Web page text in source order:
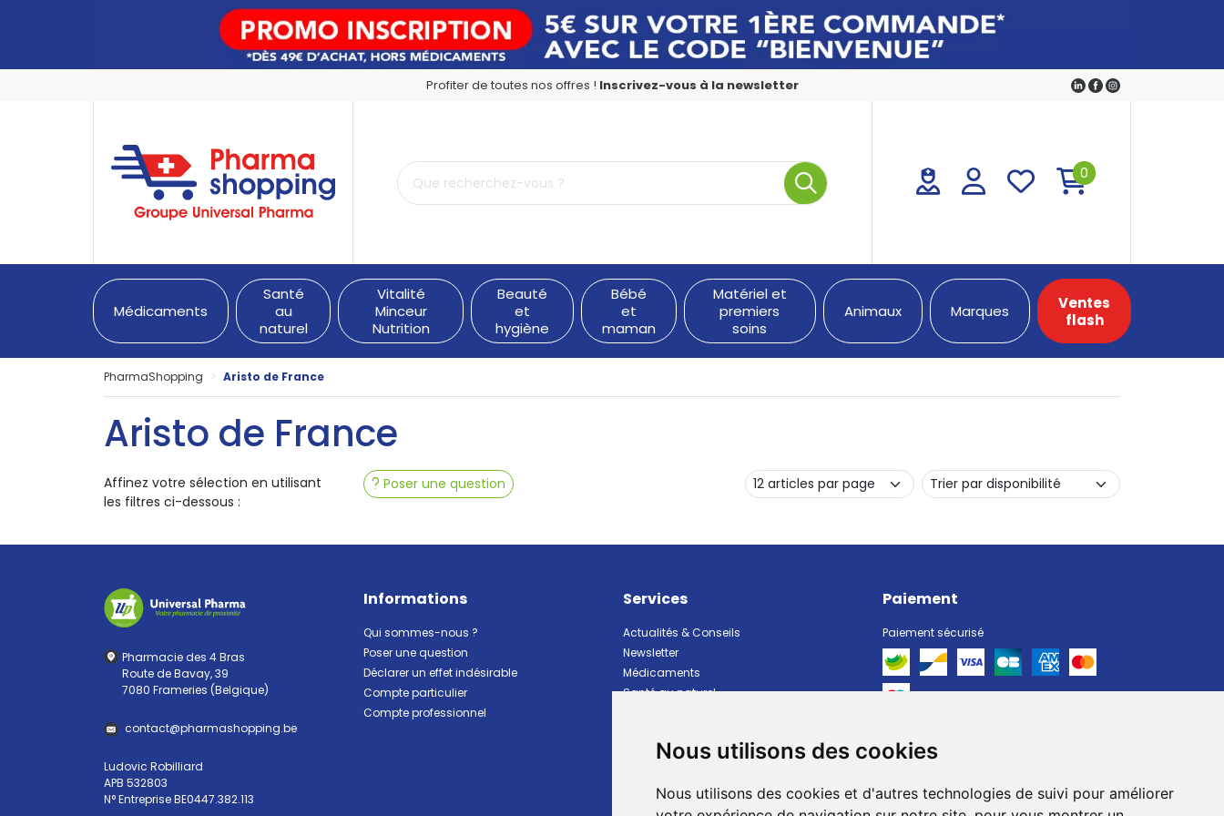
Nous utilisons des cookies
Nous utilisons des cookies et d'autres technologies de suivi pour améliorer
Profiter de toutes nos offres ! Inscrivez-vous à la newsletter
PharmaShopping Votre pharmacie en ligne à votre service
0
Médicaments
Santé
au
naturel
Vitalité
Minceur
Nutrition
Beauté
et
hygiène
Bébé
et
maman
Matériel et
premiers
soins
Animaux Marques
Ventes
flash
PharmaShopping Aristo de France
Aristo de France
Poser une question
Affinez votre sélection en utilisant
les filtres ci-dessous :
Pharmacie des 4 Bras
Route de Bavay, 39
7080 Frameries (Belgique)
contact@pharmashopping.be
Ludovic Robilliard
APB 532803
N° Entreprise BE0447.382.113
Informations
Qui sommes-nous ?
Poser une question
Déclarer un effet indésirable
Compte particulier
Compte professionnel
Services
Actualités & Conseils
Newsletter
Médicaments
Santé au naturel
Bébé et maman
Animaux
Paiement
Paiement sécurisé
Livraison
Livraison dans un Point Relais